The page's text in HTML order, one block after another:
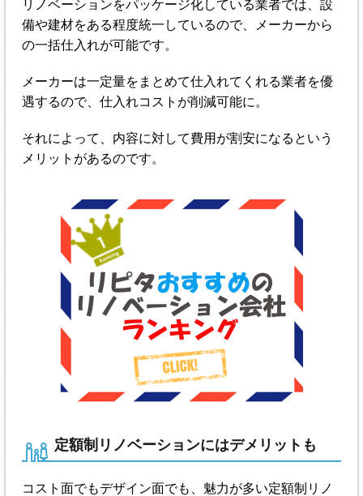
リノベーションをパッケージ化している業者では、設
備や建材をある程度統一しているので、メーカーから
の一括仕入れが可能です。
メーカーは一定量をまとめて仕入れてくれる業者を優
遇するので、仕入れコストが削減可能に。
それによって、内容に対して費用が割安になるという
メリットがあるのです。
定額制リノベーションにはデメリットも
コスト面でもデザイン面でも、魅力が多い定額制リノ